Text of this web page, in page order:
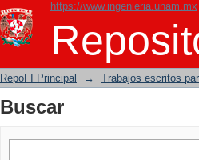
https://www.ingenieria.unam.mx
Buscar
RepoFI Principal → Trabajos escritos
Buscar